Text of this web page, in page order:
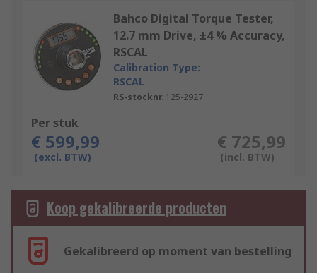
Bahco Digital Torque Tester,
12.7 mm Drive, ±4 % Accuracy,
RSCAL
Calibration Type:
RSCAL
RS-stocknr. 125-2927
Per stuk
€ 599,99
(excl. BTW)
€ 725,99
(incl. BTW)
Koop gekalibreerde producten
Gekalibreerd op moment van bestelling